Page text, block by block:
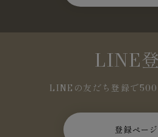
LINE
LINEの友だち登録で500
登録ページ